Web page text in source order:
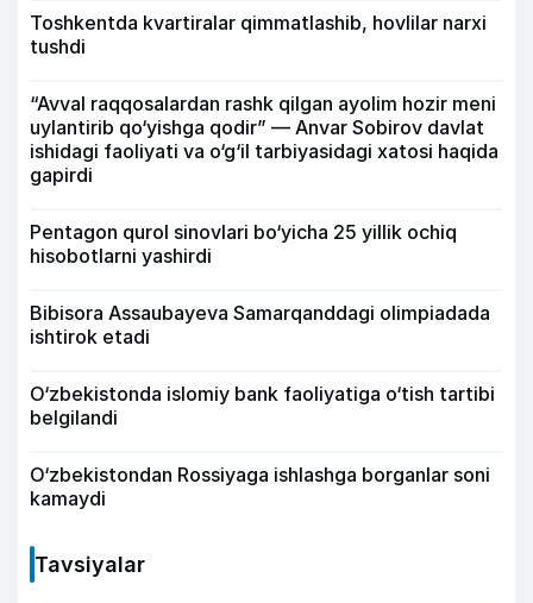
Toshkentda kvartiralar qimmatlashib, hovlilar narxi
tushdi
“Avval raqqosalardan rashk qilgan ayolim hozir meni
uylantirib qo‘yishga qodir” — Anvar Sobirov davlat
ishidagi faoliyati va o‘g‘il tarbiyasidagi xatosi haqida
gapirdi
Pentagon qurol sinovlari bo‘yicha 25 yillik ochiq
hisobotlarni yashirdi
Bibisora Assaubayeva Samarqanddagi olimpiadada
ishtirok etadi
O‘zbekistonda islomiy bank faoliyatiga o‘tish tartibi
belgilandi
O‘zbekistondan Rossiyaga ishlashga borganlar soni
kamaydi
Tavsiyalar